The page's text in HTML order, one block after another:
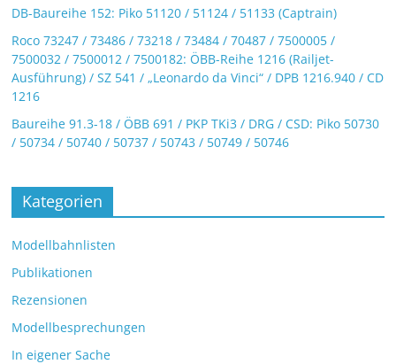
DB-Baureihe 152: Piko 51120 / 51124 / 51133 (Captrain)
Roco 73247 / 73486 / 73218 / 73484 / 70487 / 7500005 /
7500032 / 7500012 / 7500182: ÖBB-Reihe 1216 (Railjet-
Ausführung) / SZ 541 / „Leonardo da Vinci“ / DPB 1216.940 / CD
1216
Baureihe 91.3-18 / ÖBB 691 / PKP TKi3 / DRG / CSD: Piko 50730
/ 50734 / 50740 / 50737 / 50743 / 50749 / 50746
Kategorien
Modellbahnlisten
Publikationen
Rezensionen
Modellbesprechungen
In eigener Sache